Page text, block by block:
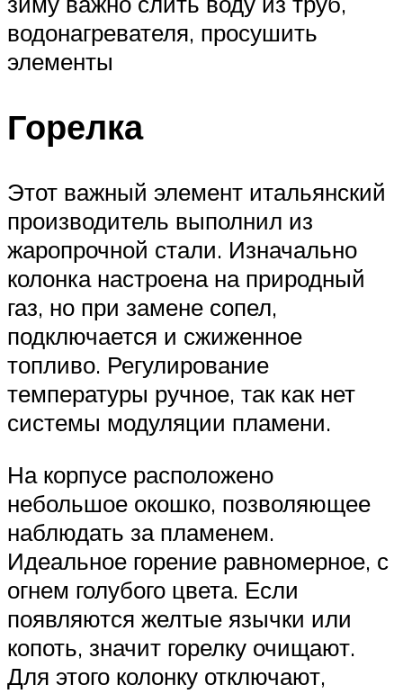
водонагревателя, просушить
элементы
Горелка
Этот важный элемент итальянский
производитель выполнил из
жаропрочной стали. Изначально
колонка настроена на природный
газ, но при замене сопел,
подключается и сжиженное
топливо. Регулирование
температуры ручное, так как нет
системы модуляции пламени.
На корпусе расположено
небольшое окошко, позволяющее
наблюдать за пламенем.
Идеальное горение равномерное, с
огнем голубого цвета. Если
появляются желтые язычки или
копоть, значит горелку очищают.
Для этого колонку отключают,